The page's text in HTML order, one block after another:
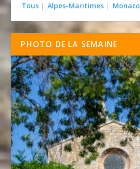
Tous | Alpes-Maritimes | Monaco
PHOTO DE LA SEMAINE